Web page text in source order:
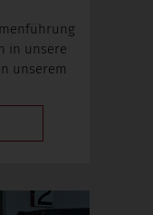
in unsere
unserem